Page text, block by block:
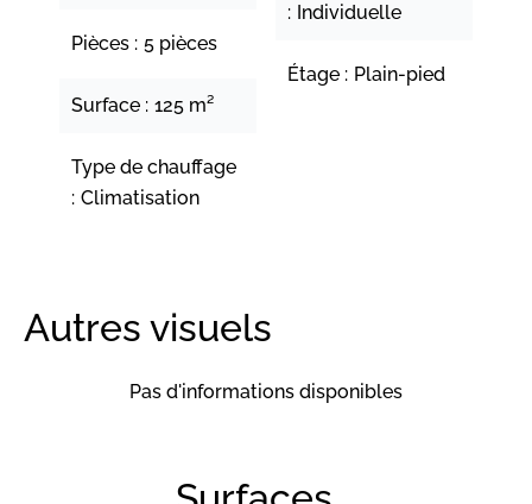
Pièces 5 pièces
Surface 125 m²
Type de chauffage
Climatisation
Individuelle
Étage Plain-pied
Autres visuels
Pas d'informations disponibles